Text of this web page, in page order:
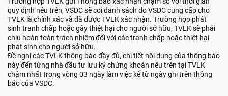
quy định nêu trên, VSDC sẽ coi danh sách do VSDC cung cấp cho
TVLK là chính xác và đã được TVLK xác nhận. Trường hợp phát
sinh tranh chấp hoặc gây thiệt hại cho người sở hữu, TVLK sẽ phải
chịu hoàn toàn trách nhiệm đối với các tranh chấp hoặc thiệt hại
phát sinh cho người sở hữu.
Đề nghị các TVLK thông báo đầy đủ, chi tiết nội dung của thông báo
này đến từng nhà đầu tư lưu ký chứng khoán nêu trên tại TVLK
chậm nhất trong vòng 03 ngày làm việc kể từ ngày ghi trên thông
báo của VSDC.